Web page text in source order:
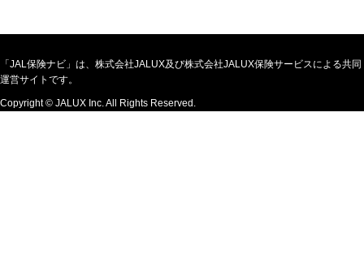
「JAL保険ナビ」は、株式会社JALUX及び株式会社JALUX保険サービスによる共同
運営サイトです。
Copyright © JALUX Inc. All Rights Reserved.